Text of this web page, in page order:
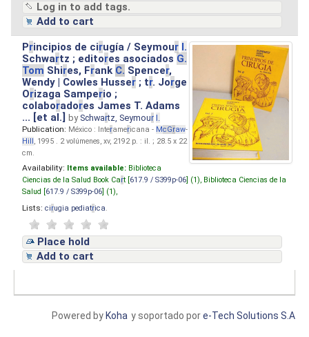
Log in to add tags.
Add to cart
Principios de cirugía / Seymour I.
Schwartz ; editores asociados G.
Tom Shires, Frank C. Spencer,
Wendy | Cowles Husser ; tr. Jorge
Orizaga Samperio ;
colaboradores James T. Adams
... [et al.]by Schwartz, Seymour I.
Publication: México : Interamericana - McGraw-
Hill, 1995 . 2 volúmenes, xv, 2192 p. : il. ; 28.5 x 22
cm.
Availability: Items available: Biblioteca
Ciencias de la Salud Book Cart [ 617.9 / S399p-06 ] (1), Biblioteca Ciencias de la
Salud [ 617.9 / S399p-06 ] (1),
Lists: cirugia pediatrica
Place hold
Add to cart
y soportado pore-Tech Solutions S.A
Powered by Koha